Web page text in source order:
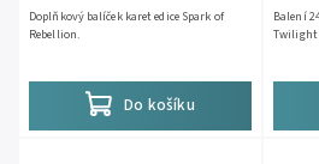
Do košíku
Doplňkový balíček karet edice Spark of
Rebellion.
Balení
Twilight